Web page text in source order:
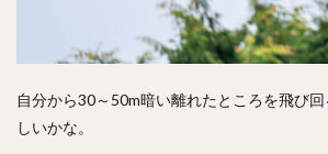
自分から30～50m暗い離れたところを飛び
しいかな。